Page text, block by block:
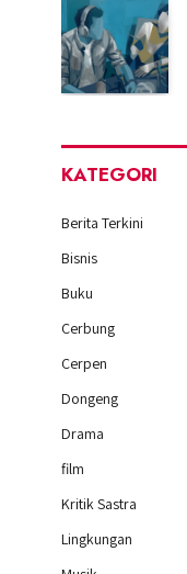
KATEGORI
Berita Terkini
Bisnis
Buku
Cerbung
Cerpen
Dongeng
Drama
film
Kritik Sastra
Lingkungan